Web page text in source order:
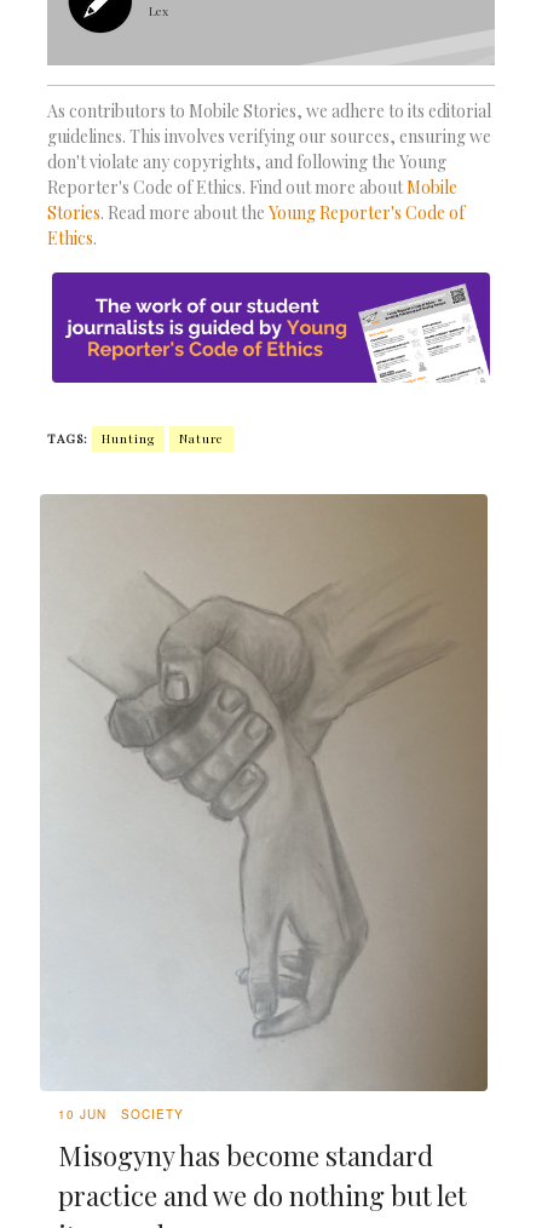
Lex
As contributors to Mobile Stories, we adhere to its editorial
guidelines. This involves verifying our sources, ensuring we
don't violate any copyrights, and following the Young
Reporter's Code of Ethics. Find out more aboutMobile
Stories. Read more about the Young Reporter's Code of
Ethics.
TAGS: Hunting Nature
10 JUN SOCIETY
Misogyny has become standard
practice and we do nothing but let